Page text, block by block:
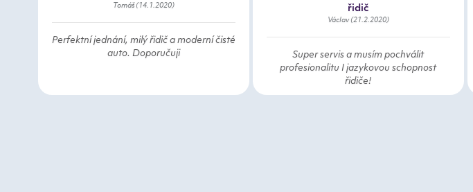
Tomáš (14.1.2020)
Perfektní jednání, milý řidič a moderní čisté
auto. Doporučuji
řidič
Václav (21.2.2020)
Super servis a musím pochválit
profesionalitu I jazykovou schopnost
řidiče!